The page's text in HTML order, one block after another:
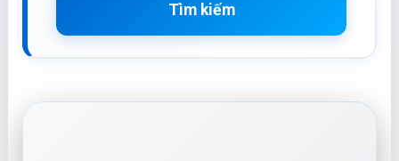
Tìm kiếm